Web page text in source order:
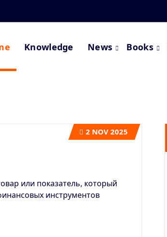
Knowledge News Books
2 NOV 2025
или показатель, который
инструментов